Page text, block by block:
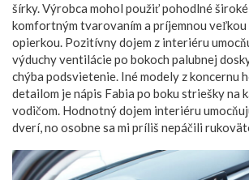
šírky. Výrobca mohol použiť pohodlné široké
komfortným tvarovaním a príjemnou
opierkou. Pozitívny dojem z interiéru
výduchy ventilácie po bokoch palubnej
chýba podsvietenie. Iné modely z koncernu
detailom je nápis Fabia po boku striešky na
vodičom. Hodnotný dojem interiéru
dverí, no osobne sa mi príliš nepáčili